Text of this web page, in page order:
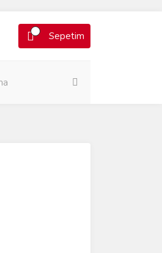
Sepetim